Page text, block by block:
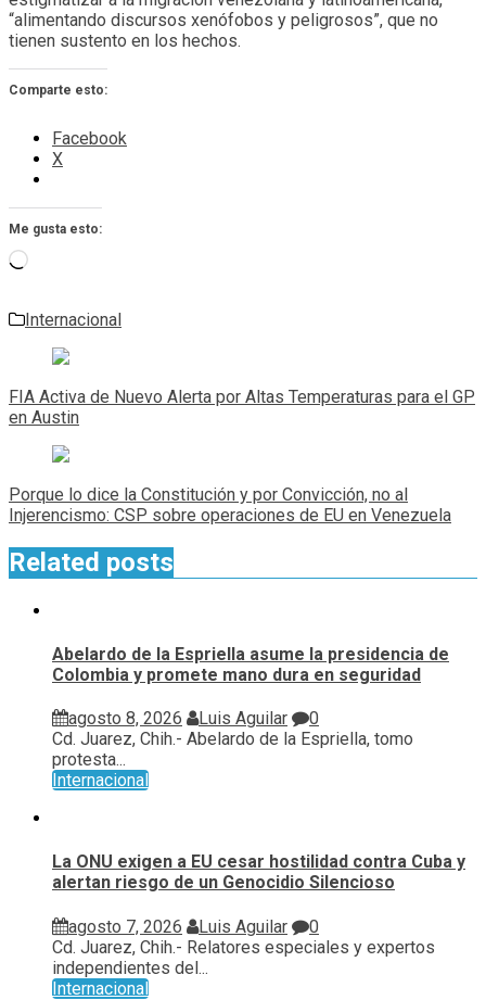
“alimentando discursos xenófobos y peligrosos”, que no
tienen sustento en los hechos.
Comparte esto:
Facebook
X
Me gusta esto:
Cargando...
Internacional
Navegación
de
entradas
FIA Activa de Nuevo Alerta por Altas Temperaturas para el GP
en Austin
Porque lo dice la Constitución y por Convicción, no al
Injerencismo: CSP sobre operaciones de EU en Venezuela
Related posts
Abelardo de la Espriella asume la presidencia de
Colombia y promete mano dura en seguridad
agosto 8, 2026 Luis Aguilar
0
Cd. Juarez, Chih.- Abelardo de la Espriella, tomo
protesta...
Internacional
La ONU exigen a EU cesar hostilidad contra Cuba y
alertan riesgo de un Genocidio Silencioso
agosto 7, 2026 Luis Aguilar
0
Cd. Juarez, Chih.- Relatores especiales y expertos
independientes del...
Internacional